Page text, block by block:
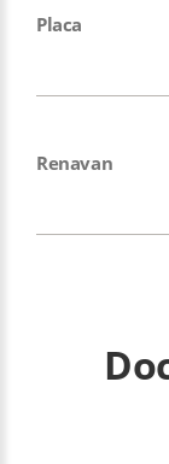
Placa
Renavan